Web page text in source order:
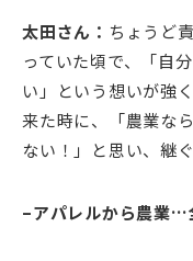
太田さん： ちょうど
っていた頃で、「自
い」という想いが強
来た時に、「農業な
ない！」と思い、継
–アパレルから農業…